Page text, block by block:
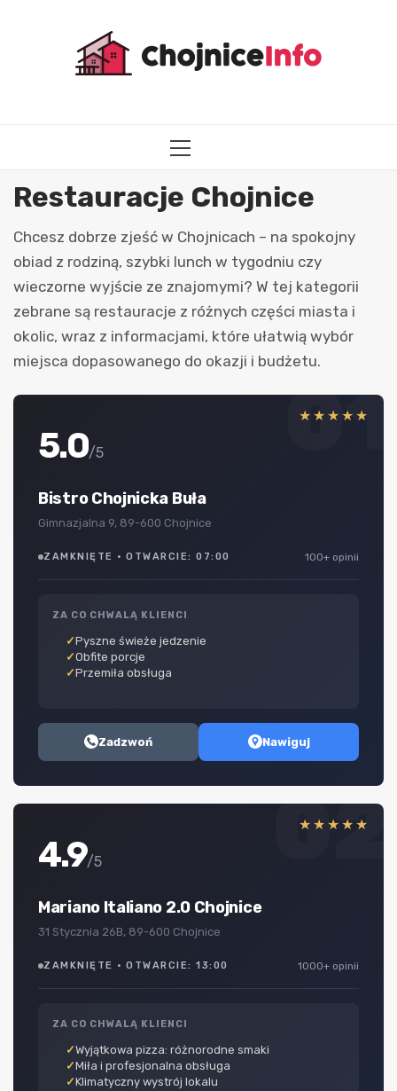
MENU
Restauracje Chojnice
Chcesz dobrze zjeść w Chojnicach – na spokojny
obiad z rodziną, szybki lunch w tygodniu czy
wieczorne wyjście ze znajomymi? W tej kategorii
zebrane są restauracje z różnych części miasta i
okolic, wraz z informacjami, które ułatwią wybór
miejsca dopasowanego do okazji i budżetu.
01
★★★★★
5.0/5
Bistro Chojnicka Buła
Gimnazjalna 9, 89-600 Chojnice
ZAMKNIĘTE · OTWARCIE: 07:00 100+ opinii
ZA CO CHWALĄ KLIENCI
Pyszne świeże jedzenie
Obfite porcje
Przemiła obsługa
Zadzwoń Nawiguj
02
★★★★★
4.9/5
Mariano Italiano 2.0 Chojnice
31 Stycznia 26B, 89-600 Chojnice
ZAMKNIĘTE · OTWARCIE: 13:00 1000+ opinii
ZA CO CHWALĄ KLIENCI
Wyjątkowa pizza: różnorodne smaki
Miła i profesjonalna obsługa
Klimatyczny wystrój lokalu